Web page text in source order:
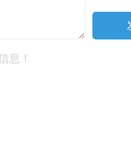
息！